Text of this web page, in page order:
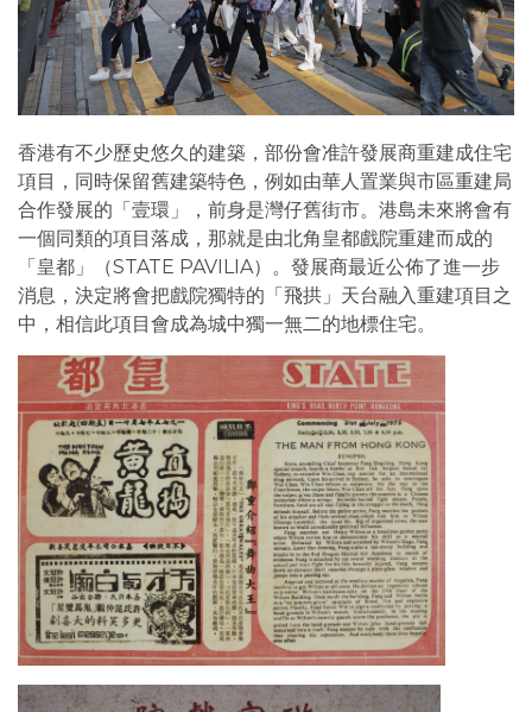
香港有不少歷史悠久的建築，部份會准許發展商重建成住宅
項目，同時保留舊建築特色，例如由華人置業與市區重建局
合作發展的「壹環」，前身是灣仔舊街市。港島未來將會有
一個同類的項目落成，那就是由北角皇都戲院重建而成的
「皇都」（STATE PAVILIA）。發展商最近公佈了進一步
消息，決定將會把戲院獨特的「飛拱」天台融入重建項目之
中，相信此項目會成為城中獨一無二的地標住宅。